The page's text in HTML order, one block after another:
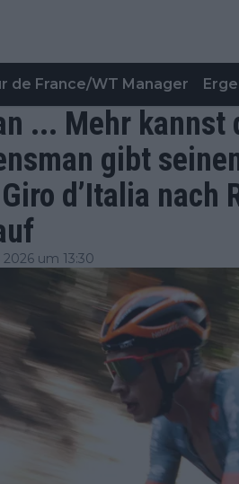
de France/WT Manager
... Mehr kannst
gibt
d’Italia nach
um 13:30